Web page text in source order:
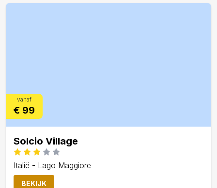
vanaf
€ 99
Solcio Village
Italië - Lago Maggiore
BEKIJK